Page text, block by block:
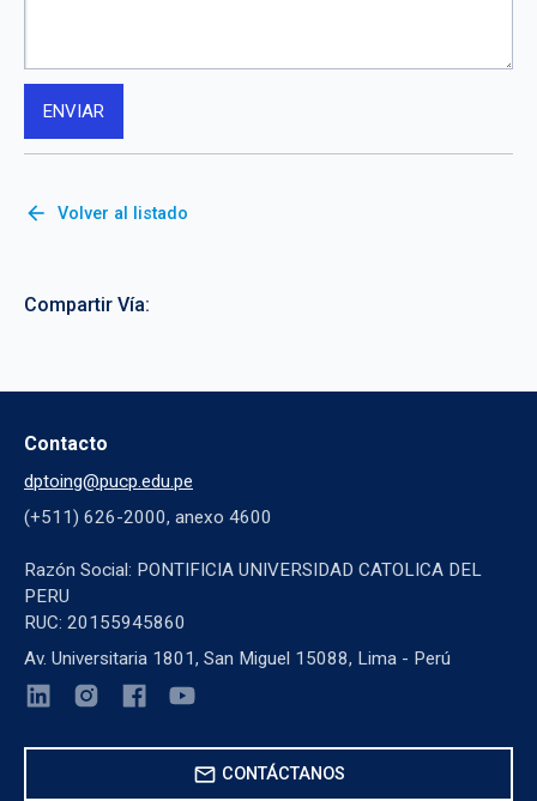
arrow_back Volver al listado
Compartir Vía:
Contacto
dptoing@pucp.edu.pe
(+511) 626-2000, anexo 4600
Razón Social: PONTIFICIA UNIVERSIDAD CATOLICA DEL
PERU
RUC: 20155945860
Av. Universitaria 1801, San Miguel 15088, Lima - Perú
mail CONTÁCTANOS